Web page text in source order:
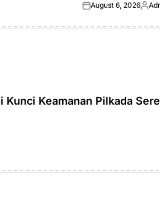
Posted
August 6, 2026
Keamanan Pilkada